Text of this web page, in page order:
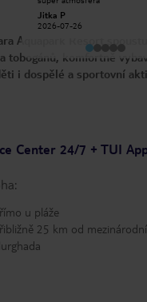
Jitka P
2026-07-26
Aquapark Resort
tobogánů, komfortně
i dospělé a sportovní
Center 24/7 + TUI
u pláže
25 km od